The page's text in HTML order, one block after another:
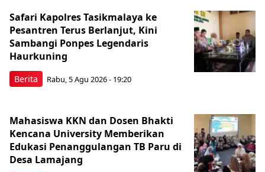
Berita
Safari Kapolres Tasikmalaya ke
Pesantren Terus Berlanjut, Kini
Sambangi Ponpes Legendaris
Haurkuning
Rabu, 5 Agu 2026 - 19:20
Mahasiswa KKN dan Dosen Bhakti
Kencana University Memberikan
Edukasi Penanggulangan TB Paru di
Desa Lamajang